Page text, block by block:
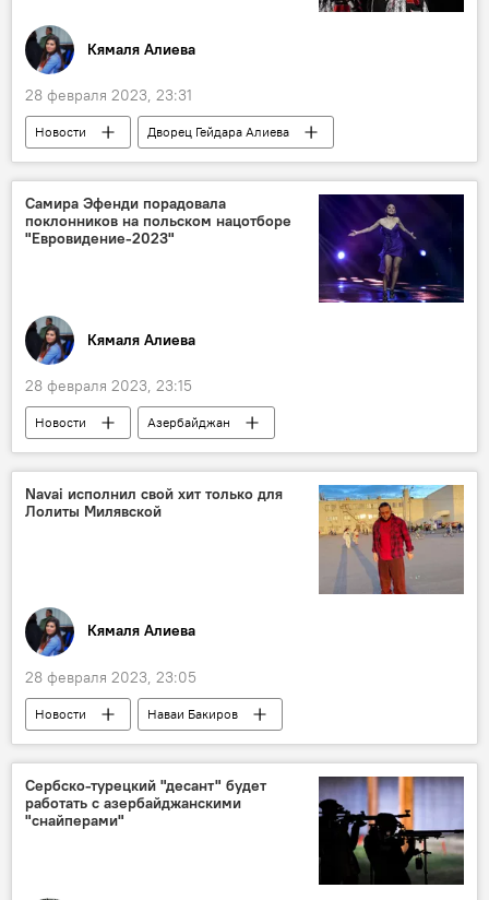
Кямаля Алиева
28 февраля 2023, 23:31
Новости
Дворец Гейдара Алиева
Баку
концерт
Королевский национальный балет Грузии
Самира Эфенди порадовала
поклонников на польском нацотборе
"Евровидение-2023"
Кямаля Алиева
28 февраля 2023, 23:15
Новости
Азербайджан
поп-музыка
Самира Эфенди
Евровидение
Navai исполнил свой хит только для
Лолиты Милявской
Кямаля Алиева
28 февраля 2023, 23:05
Новости
Наваи Бакиров
Лолита Милявская
песня
HammAli & Navai
дуэт
Сербско-турецкий "десант" будет
работать с азербайджанскими
"снайперами"